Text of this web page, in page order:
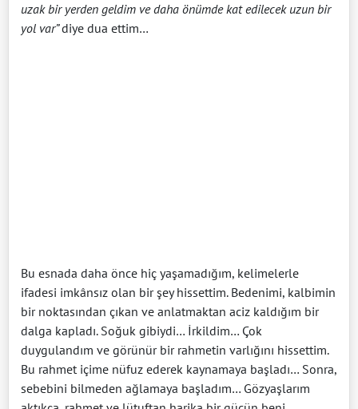
uzak bir yerden geldim ve daha önümde kat edilecek uzun bir
yol var”diye dua ettim…
Bu esnada daha önce hiç yaşamadığım, kelimelerle
ifadesi imkânsız olan bir şey hissettim. Bedenimi, kalbimin
bir noktasından çıkan ve anlatmaktan aciz kaldığım bir
dalga kapladı. Soğuk gibiydi… İrkildim… Çok
duygulandım ve görünür bir rahmetin varlığını hissettim.
Bu rahmet içime nüfuz ederek kaynamaya başladı… Sonra,
sebebini bilmeden ağlamaya başladım… Gözyaşlarım